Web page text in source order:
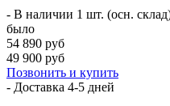
- В наличии 1 шт. (осн.
было
54 890 руб
49 900 руб
Позвонить и купить
- Доставка 4-5 дней